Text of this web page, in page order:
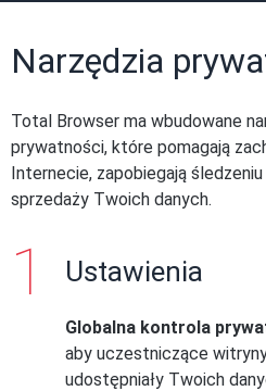
Narzędzia
Total Browser ma wbudowane
prywatności, które pomagają
Internecie, zapobiegają
sprzedaży Twoich danych.
Ustawienia
Globalna kontrola
aby uczestniczące
udostępniały Twoich